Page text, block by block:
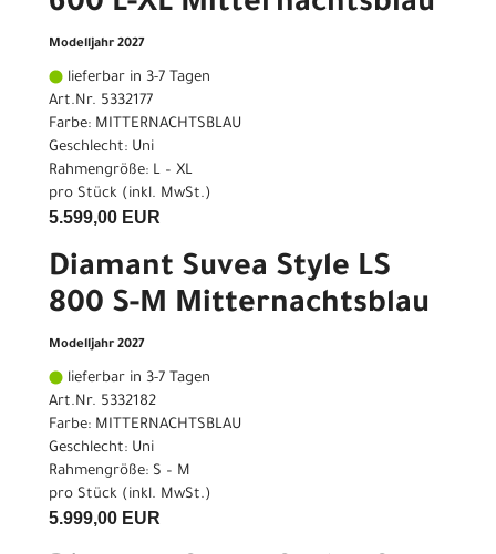
Modelljahr 2027
lieferbar in 3-7 Tagen
Art.Nr. 5332177
Farbe: MITTERNACHTSBLAU
Geschlecht: Uni
Rahmengröße: L – XL
pro Stück (inkl. MwSt.)
5.599,00 EUR
Diamant Suvea Style LS
800 S-M Mitternachtsblau
Modelljahr 2027
lieferbar in 3-7 Tagen
Art.Nr. 5332182
Farbe: MITTERNACHTSBLAU
Geschlecht: Uni
Rahmengröße: S – M
pro Stück (inkl. MwSt.)
5.999,00 EUR